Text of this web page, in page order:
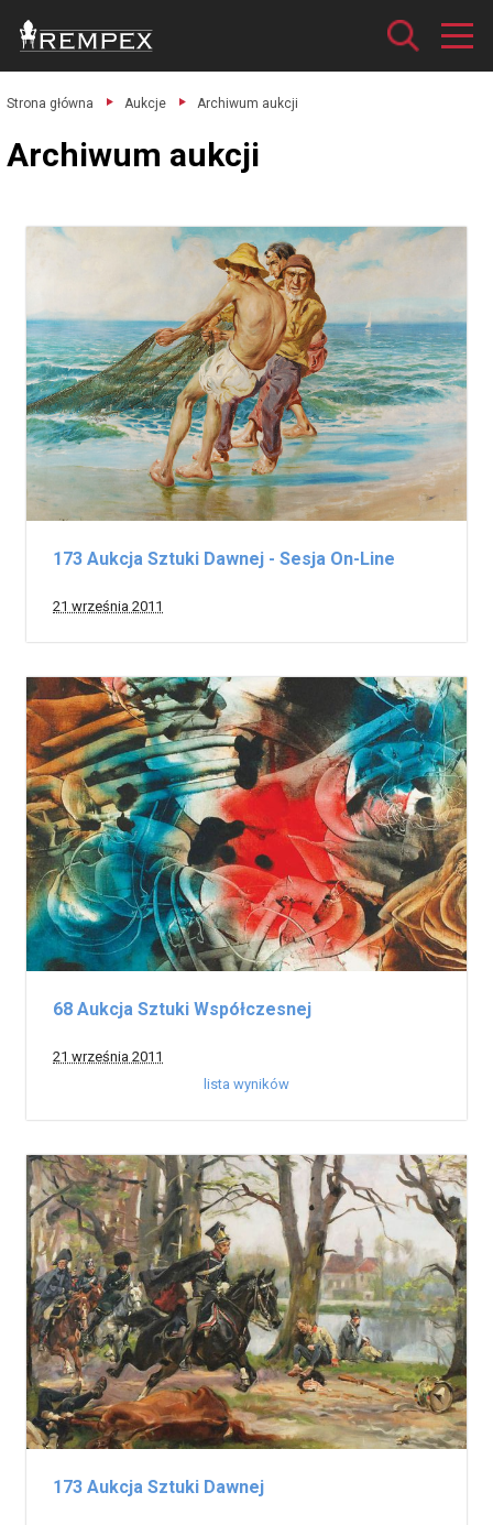
Strona główna Aukcje Archiwum aukcji
Archiwum aukcji
173 Aukcja Sztuki Dawnej - Sesja On-Line
21 września 2011
68 Aukcja Sztuki Współczesnej
21 września 2011
lista wyników
173 Aukcja Sztuki Dawnej